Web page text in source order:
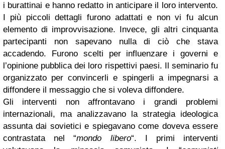
i burattinai e hanno redatto in anticipare il loro intervento.
I più piccoli dettagli furono adattati e non vi fu alcun
elemento di improvvisazione. Invece, gli altri cinquanta
partecipanti non sapevano nulla di ciò che stava
accadendo. Furono scelti per influenzare i governi e
l’opinione pubblica dei loro rispettivi paesi. Il seminario fu
organizzato per convincerli e spingerli a impegnarsi a
diffondere il messaggio che si voleva diffondere.
Gli interventi non affrontavano i grandi problemi
internazionali, ma analizzavano la strategia ideologica
assunta dai sovietici e spiegavano come doveva essere
contrastata nel “mondo libero“. I primi interventi